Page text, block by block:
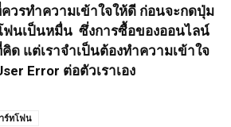
วรทำความเข้าใจให้ดี ก่อนจะกดปุ่ม
ฟนเป็นหมื่น ซึ่งการซื้อของออนไลน์
ด แต่เราจำเป็นต้องทำความเข้าใจ
Error ต่อตัวเราเอง
ร์ทโฟน